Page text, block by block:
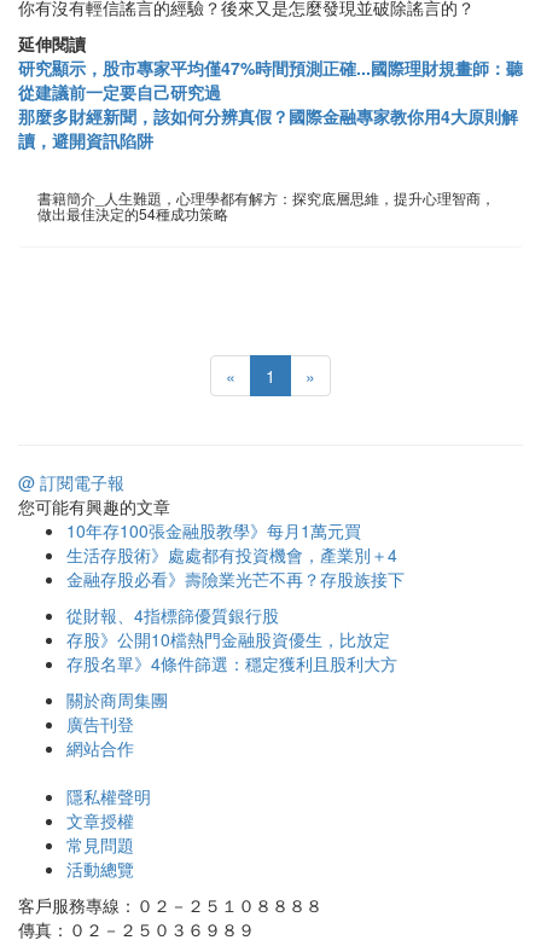
你有沒有輕信謠言的經驗？後來又是怎麼發現並破除謠言的？
延伸閱讀
研究顯示，股市專家平均僅47%時間預測正確...國際理財規畫師：聽
從建議前一定要自己研究過
那麼多財經新聞，該如何分辨真假？國際金融專家教你用4大原則解
讀，避開資訊陷阱
書籍簡介_人生難題，心理學都有解方：探究底層思維，提升心理智商，
做出最佳決定的54種成功策略
« 1 »
@ 訂閱電子報
您可能有興趣的文章
10年存100張金融股教學》每月1萬元買
生活存股術》處處都有投資機會，產業別＋4
金融存股必看》壽險業光芒不再？存股族接下
從財報、4指標篩優質銀行股
存股》公開10檔熱門金融股資優生，比放定
存股名單》4條件篩選：穩定獲利且股利大方
關於商周集團
廣告刊登
網站合作
隱私權聲明
文章授權
常見問題
活動總覽
客戶服務專線：０２－２５１０８８８８
傳真：０２－２５０３６９８９